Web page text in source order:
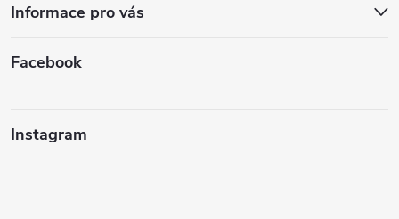
Informace pro vás
Facebook
Instagram